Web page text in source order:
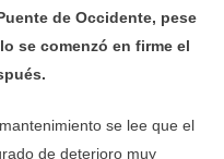
de Occidente, pese
se comenzó en firme el
se lee que el
de deterioro muy